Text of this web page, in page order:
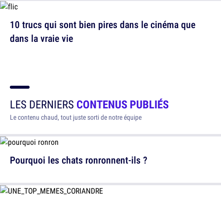
10 trucs qui sont bien pires dans le cinéma que
dans la vraie vie
LES DERNIERS CONTENUS PUBLIÉS
Le contenu chaud, tout juste sorti de notre équipe
Pourquoi les chats ronronnent-ils ?